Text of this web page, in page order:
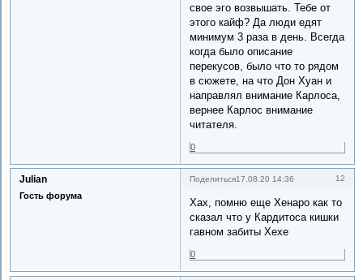
свое эго возвышать. Тебе от
этого кайф? Да люди едят
минимум 3 раза в день. Всегда
когда было описание
перекусов, было что то рядом
в сюжете, на что Дон Хуан и
направлял внимание Карлоса,
вернее Карлос внимание
читателя.
0
Поделиться 12
17.08.20 14:36
Julian
Гость форума
Хах, помню еще Хенаро как то
сказал что у Кардитоса кишки
гавном забиты Хехе
0